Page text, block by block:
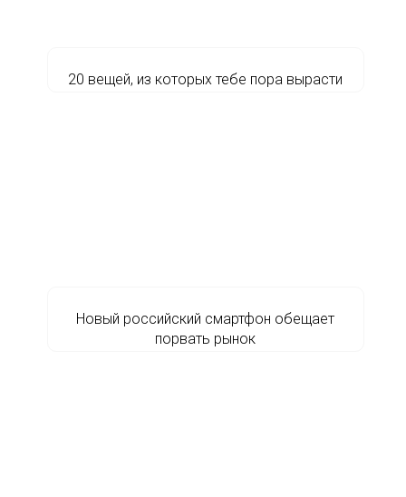
20 вещей, из которых тебе пора вырасти
Новый российский смартфон обещает
порвать рынок